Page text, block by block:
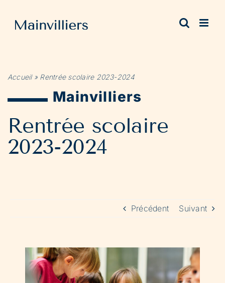
contenu
Accueil» Rentrée scolaire 2023-2024
Mainvilliers
Rentrée scolaire
2023-2024
Précédent Suivant